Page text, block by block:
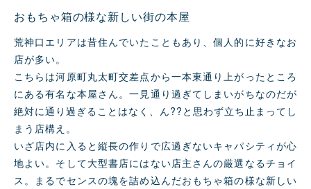
おもちゃ箱の様な新しい街の本屋
荒神口エリアは昔住んでいたこともあり、個人的に好きなお
店が多い。
こちらは河原町丸太町交差点から一本東通り上がったところ
にある有名な本屋さん。一見通り過ぎてしまいがちなのだが
絶対に通り過ぎることはなく、ん??と思わず立ち止まってし
まう店構え。
いざ店内に入ると縦⻑の作りで広過ぎないキャパシティが心
地よい。そして大型書店にはない店主さんの厳選なるチョイ
ス。まるでセンスの塊を詰め込んだおもちゃ箱の様な新しい